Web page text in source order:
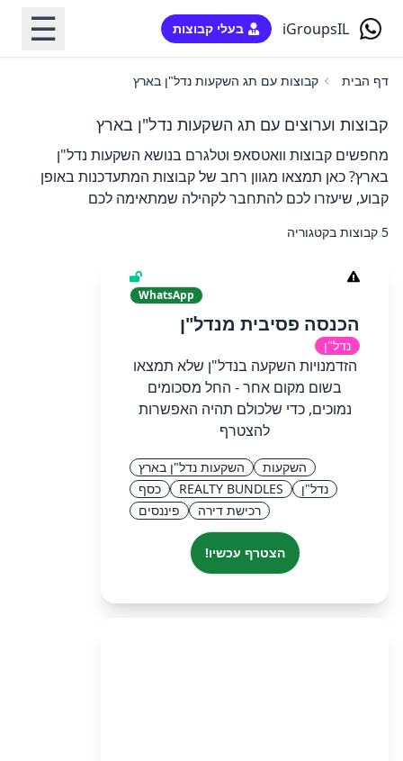
iGroupsIL בעלי קבוצות ☰
דף הבית קבוצות עם תג השקעות נדל"ן בארץ
קבוצות וערוצים עם תג השקעות נדל"ן בארץ
מחפשים קבוצות וואטסאפ וטלגרם בנושא השקעות נדל"ן
בארץ? כאן תמצאו מגוון רחב של קבוצות המתעדכנות באופן
קבוע, שיעזרו לכם להתחבר לקהילה שמתאימה לכם
5 קבוצות בקטגוריה
WhatsApp
הכנסה פסיבית מנדל"ן
נדל"ן
הזדמנויות השקעה בנדל"ן שלא תמצאו
בשום מקום אחר - החל מסכומים
נמוכים, כדי שלכולם תהיה האפשרות
להצטרף
השקעות
השקעות נדל"ן בארץ
נדל"ן
REALTY BUNDLES
כסף
רכישת דירה
פיננסים
הצטרף עכשיו!